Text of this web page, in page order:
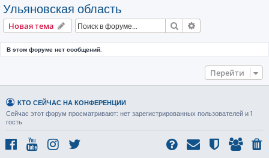
Ульяновская область
Новая тема Поиск
В этом форуме нет сообщений.
Перейти
КТО СЕЙЧАС НА КОНФЕРЕНЦИИ
Сейчас этот форум просматривают: нет зарегистрированных пользователей и 1
гость